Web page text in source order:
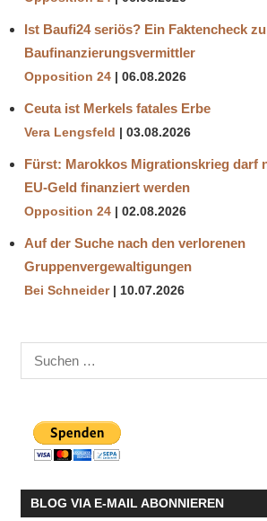
Ist Baufi24 seriös? Ein Faktencheck
Baufinanzierungsvermittler
Opposition 24 06.08.2026
Ceuta ist Merkels fatales Erbe
Vera Lengsfeld 03.08.2026
Fürst: Marokkos Migrationskrieg darf
EU-Geld finanziert werden
Opposition 24 02.08.2026
Auf der Suche nach den verlorenen
Gruppenvergewaltigungen
Bei Schneider 10.07.2026
Suchen
nach:
BLOG VIA E-MAIL ABONNIEREN